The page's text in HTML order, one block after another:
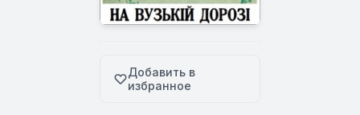
Добавить в
избранное